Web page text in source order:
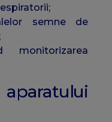
semne de
monitorizarea